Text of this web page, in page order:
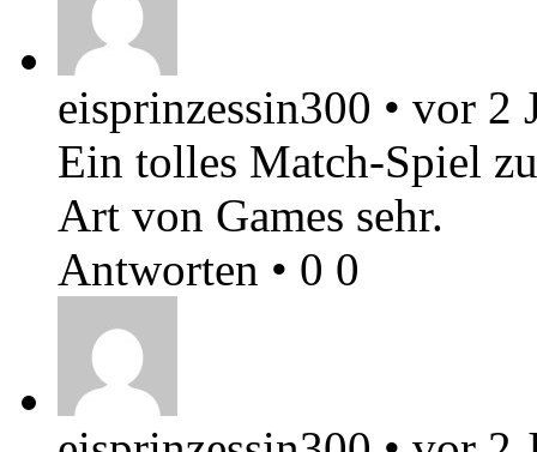
eisprinzessin300 • vor 2
Ein tolles Match-Spiel
Art von Games sehr.
Antworten • 0 0